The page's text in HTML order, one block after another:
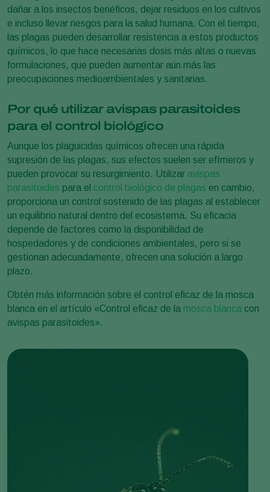
dañar a los insectos benéficos, dejar residuos en los cultivos
e incluso llevar riesgos para la salud humana. Con el tiempo,
las plagas pueden desarrollar resistencia a estos productos
químicos, lo que hace necesarias dosis más altas o nuevas
formulaciones, que pueden aumentar aún más las
preocupaciones medioambientales y sanitarias.
Por qué utilizar avispas parasitoides
para el control biológico
Aunque los plaguicidas químicos ofrecen una rápida
supresión de las plagas, sus efectos suelen ser efímeros y
pueden provocar su resurgimiento. Utilizar avispas
parasitoides para el control biológico de plagas en cambio,
proporciona un control sostenido de las plagas al establecer
un equilibrio natural dentro del ecosistema. Su eficacia
depende de factores como la disponibilidad de
hospedadores y de condiciones ambientales, pero si se
gestionan adecuadamente, ofrecen una solución a largo
plazo.
Obtén más información sobre el control eficaz de la mosca
blanca en el artículo «Control eficaz de la mosca blanca con
avispas parasitoides».